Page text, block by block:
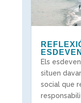
Els
situen
social que